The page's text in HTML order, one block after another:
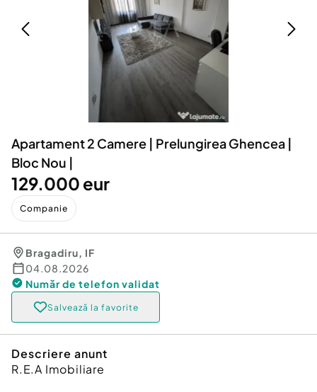
Servicii
Animale de companie
Afaceri și echipamente profesionale
Inchiriere Bunuri si Vehicule
Utilaje agricole si industriale
Piese auto si accesorii
Apartament 2 Camere | Prelungirea Ghencea |
Bloc Nou |
129.000 eur
Companie
Bragadiru, IF
04.08.2026
Număr de telefon validat
Salvează la favorite
Descriere anunt
R.E.A Imobiliare